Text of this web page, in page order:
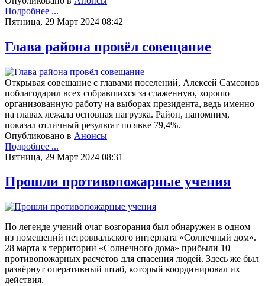
Подробнее ...
Пятница, 29 Март 2024 08:42
Глава района провёл совещание
Открывая совещание с главами поселений, Алексей Самсонов
поблагодарил всех собравшихся за слаженную, хорошо
организованную работу на выборах президента, ведь именно
на главах лежала основная нагрузка. Район, напомним,
показал отличный результат по явке 79,4%.
Опубликовано в Анонсы
Подробнее ...
Пятница, 29 Март 2024 08:31
Прошли противопожарные учения
По легенде учений очаг возгорания был обнаружен в одном
из помещений петроввальского интерната «Солнечный дом».
28 марта к территории «Солнечного дома» прибыли 10
противопожарных расчётов для спасения людей. Здесь же был
развёрнут оперативный штаб, который координировал их
действия.